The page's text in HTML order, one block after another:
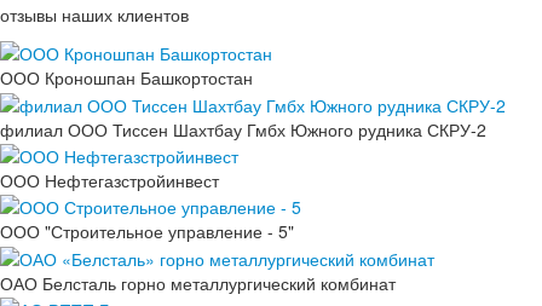
отзывы наших клиентов
ООО Кроношпан Башкортостан
филиал ООО Тиссен Шахтбау Гмбх Южного рудника СКРУ-2
ООО Нефтегазстройинвест
ООО "Строительное управление - 5"
ОАО Белсталь горно металлургический комбинат